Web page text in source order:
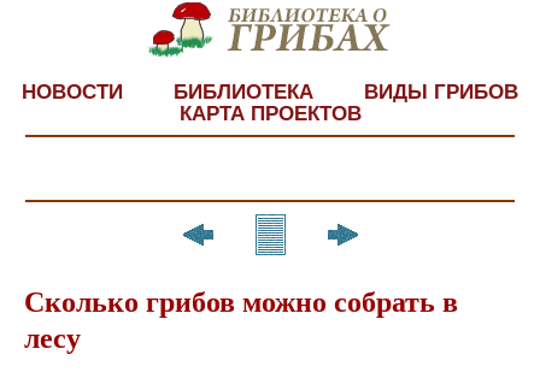
НОВОСТИ БИБЛИОТЕКА
ВИДЫ ГРИБОВ
КАРТА ПРОЕКТОВ
Сколько грибов можно собрать в
лесу